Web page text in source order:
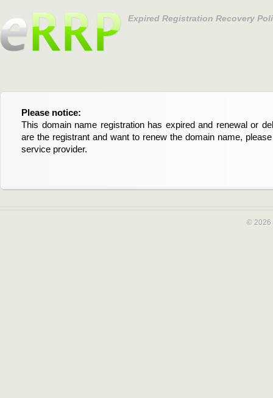
Expired Registration Recovery
Please notice:
This domain name registration has expired and renewal or
are the registrant and want to renew the domain name,
service provider.
Bitte beachten Sie:
Diese Domainregistrierung ist abgelaufen und die
Domain stehen an. Wenn Sie der Registrant sind und
verlängern möchten, kontaktieren Sie bitte Ihren Service-
© 2026